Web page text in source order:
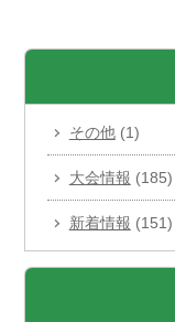
その他(1)
大会情報 (185)
新着情報 (151)